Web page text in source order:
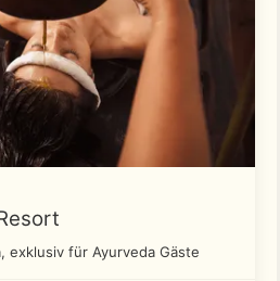
exklusiv für Ayurveda Gäste